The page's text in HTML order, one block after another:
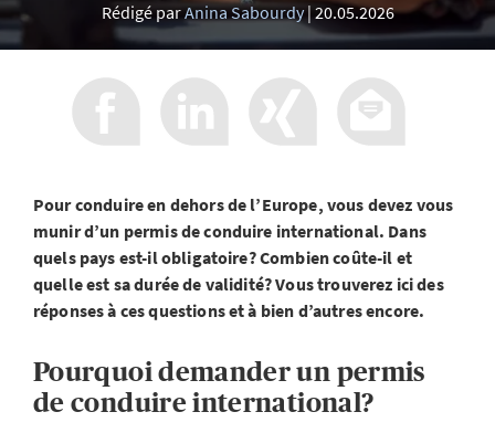
Rédigé parAnina Sabourdy 20.05.2026
Pour conduire en dehors de l’Europe, vous devez vous
munir d’un permis de conduire international. Dans
quels pays est-il obligatoire? Combien coûte-il et
quelle est sa durée de validité? Vous trouverez ici des
réponses à ces questions et à bien d’autres encore.
Pourquoi demander un permis
de conduire international?